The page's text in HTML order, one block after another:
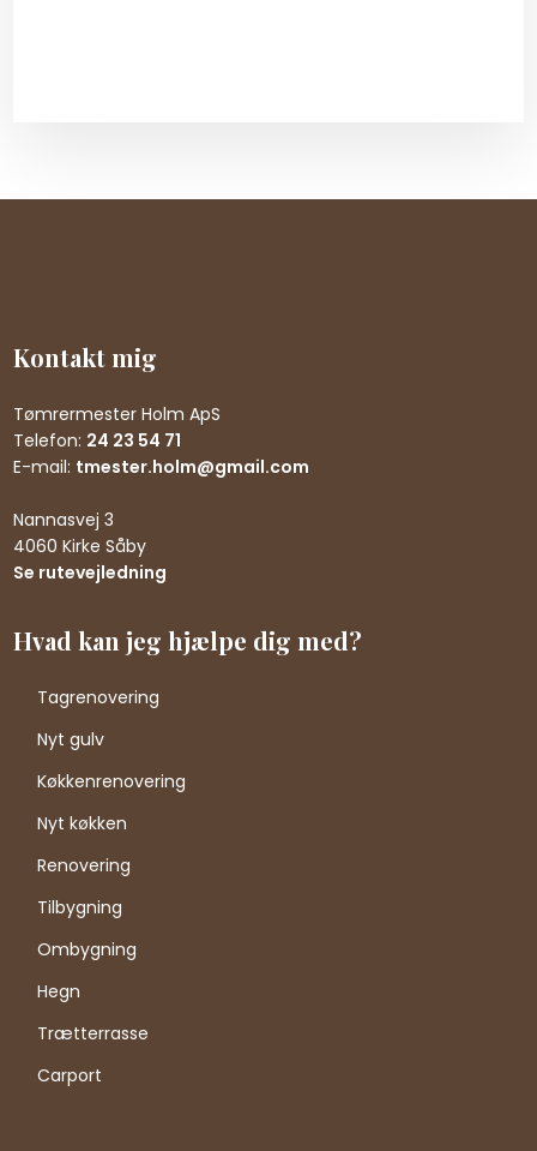
Kontakt mig
Tømrermester Holm ApS
Telefon: 24 23 54 71
E-mail: tmester.holm@gmail.com
Nannasvej 3
4060 Kirke Såby
Se rutevejledning
Hvad kan jeg hjælpe dig med?
Tagrenovering
Nyt gulv
Køkkenrenovering
Nyt køkken
Renovering
Tilbygning
Ombygning
Hegn
Trætterrasse
Carport